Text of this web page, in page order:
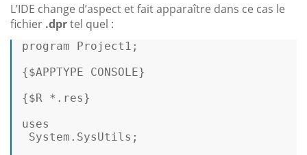
L’IDE change d’aspect et fait apparaître dans ce cas le
fichier .dprtel quel :
program Project1 ;
{$APPTYPE CONSOLE}
{$R *.res}
uses
System . SysUtils ;